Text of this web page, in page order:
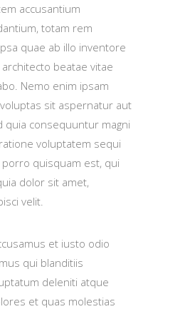
accusantium
totam rem
quae ab illo inventore
beatae vitae
Nemo enim ipsam
sit aspernatur aut
quia consequuntur magni
voluptatem sequi
quisquam est, qui
dolor sit amet,
velit.
et iusto odio
qui blanditiis
deleniti atque
et quas molestias